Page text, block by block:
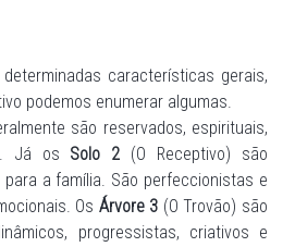
características gerais,
podemos enumerar algumas.
são reservados, espirituais,
Já os Solo 2 (O Receptivo) são
a família. São perfeccionistas e
Os Árvore 3 (O Trovão) são
progressistas, criativos e